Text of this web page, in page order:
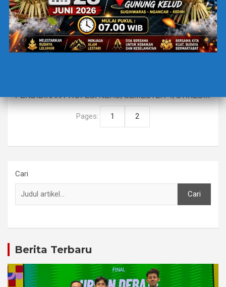
BERITA TERBARU EDUCATION
HALO PETERNAK, ATI – ATI!
PENDIDIKAN PROFESI NERS, SEMESTER 4, STIKES…
Pages: 1 2
Cari
Cari
Berita Terbaru